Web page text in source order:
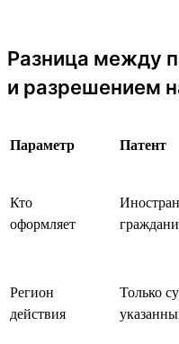
Разница между
и разрешением
Параметр Патент
Кто
оформляет
Регион
действия
Только